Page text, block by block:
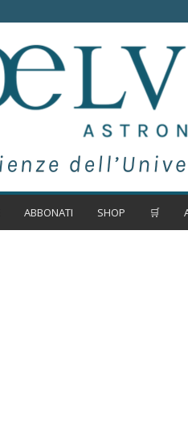
ABBONATI SHOP 🛒